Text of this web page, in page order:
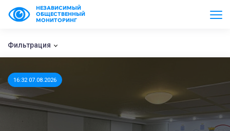
НЕЗАВИСИМЫЙ
ОБЩЕСТВЕННЫЙ
МОНИТОРИНГ
Фильтрация
16:32 07.08.2026